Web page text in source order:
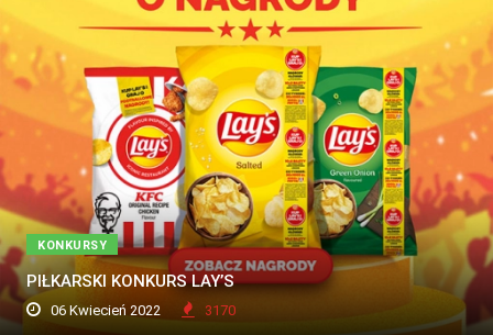
KONKURSY
PIŁKARSKI KONKURS LAY’S
06 Kwiecień 2022 3170